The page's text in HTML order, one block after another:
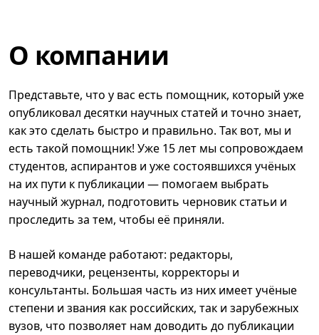
О компании
Представьте, что у вас есть помощник, который уже
опубликовал десятки научных статей и точно знает,
как это сделать быстро и правильно. Так вот, мы и
есть такой помощник! Уже 15 лет мы сопровождаем
студентов, аспирантов и уже состоявшихся учёных
на их пути к публикации — помогаем выбрать
научный журнал, подготовить черновик статьи и
проследить за тем, чтобы её приняли.
В нашей команде работают: редакторы,
переводчики, рецензенты, корректоры и
консультанты. Большая часть из них имеет учёные
степени и звания как российских, так и зарубежных
вузов, что позволяет нам доводить до публикации